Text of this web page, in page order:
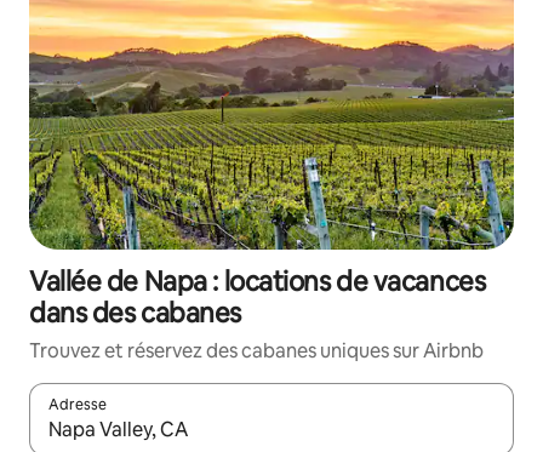
Vallée de Napa : locations de vacances
dans des cabanes
Trouvez et réservez des cabanes uniques sur Airbnb
Adresse
Lorsque les résultats s'affichent, utilisez les flèches vers le